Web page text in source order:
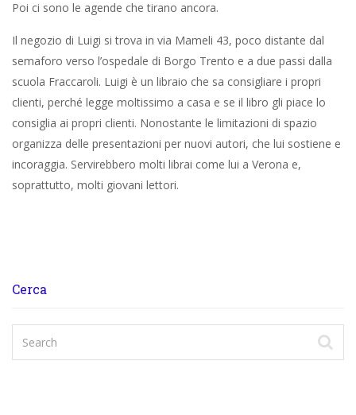
Poi ci sono le agende che tirano ancora.
Il negozio di Luigi si trova in via Mameli 43, poco distante dal
semaforo verso l’ospedale di Borgo Trento e a due passi dalla
scuola Fraccaroli. Luigi è un libraio che sa consigliare i propri
clienti, perché legge moltissimo a casa e se il libro gli piace lo
consiglia ai propri clienti. Nonostante le limitazioni di spazio
organizza delle presentazioni per nuovi autori, che lui sostiene e
incoraggia. Servirebbero molti librai come lui a Verona e,
soprattutto, molti giovani lettori.
Cerca